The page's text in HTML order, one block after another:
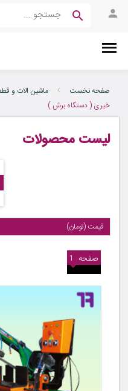
صفحه نخست ماشین الات و
خیری ( دستگاه برش )
لیست محصولات
قیمت (تومان)
صفحه 1